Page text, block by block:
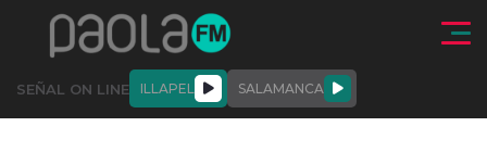
Click acá para ir directamente al contenido
SEÑAL ON LINE ILLAPEL SALAMANCA